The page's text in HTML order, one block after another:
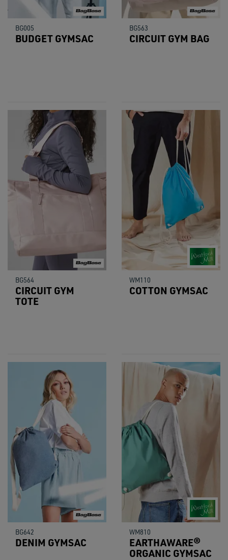
BG005
BUDGET GYMSAC
BG563
CIRCUIT GYM BAG
BG564
CIRCUIT GYM
TOTE
WM110
COTTON GYMSAC
BG642
DENIM GYMSAC
WM810
EARTHAWARE®
ORGANIC GYMSAC